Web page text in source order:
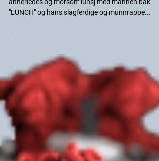
Torsdag 28. mai inviterer #Jegerstatsansatt til en